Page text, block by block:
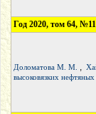
Год 2020, том 64,
Доломатова М. М. ,
высоковязких